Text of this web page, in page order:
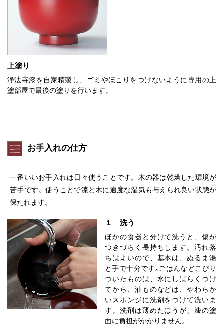
上塗り
浄法寺漆を自家精製し、ゴミやほこりをつけないように専用の上
塗部屋で最後の塗りを行います。
お手入れの仕方
一番いいお手入れは日々使うことです。木の器は乾燥した環境が
苦手です。使うことで漆と木に適度な湿気も与えられ良い状態が
保たれます。
１ 洗う
ほかの食器と分けて洗うと、傷が
つきづらく長持ちします。汚れ落
ちはよいので、基本は、ぬるま湯
と手で十分です｡ごはんなどこびり
ついたものは、水にしばらくつけ
てから、油ものなどは、やわらか
いスポンジに洗剤をつけて洗いま
す。洗剤は薄めたほうが、漆の塗
面に負担がかかりません。